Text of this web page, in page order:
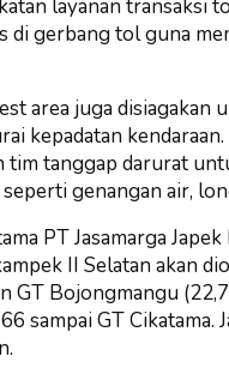
layanan transaksi
gerbang tol guna
area juga disiagakan
kepadatan
tim tanggap darurat
genangan air,
PT Jasamarga
II Selatan akan
GT Bojongmangu
sampai GT